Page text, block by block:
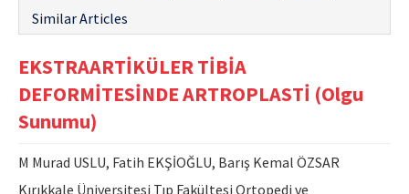
Issues and Articles
Editorial Board
Instructions
Contact Us
Similar Articles
EKSTRAARTİKÜLER TİBİA
DEFORMİTESİNDE ARTROPLASTİ (Olgu
Sunumu)
M Murad USLU, Fatih EKŞİOĞLU, Barış Kemal ÖZSAR
Kırıkkale Üniversitesi Tıp Fakültesi Ortopedi ve